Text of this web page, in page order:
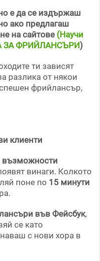
е да се издържаш
ако предлагаш
на сайтове (Научи
ЗА ФРИЙЛАНСЪРИ)
ти зависят
разлика от някои
фрийлансър,
клиенти
възможности
винаги. Колкото
поне по 15 минути
във Фейсбук,
се като
с нови хора в